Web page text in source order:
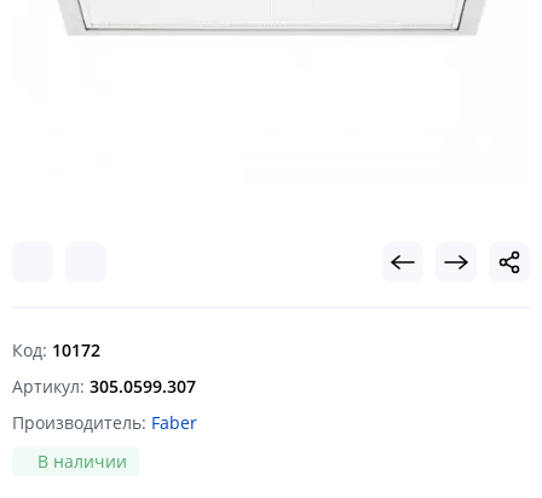
Код: 10172
Артикул: 305.0599.307
Производитель: Faber
В наличии